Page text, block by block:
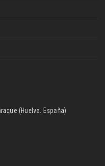
(Huelva. España)